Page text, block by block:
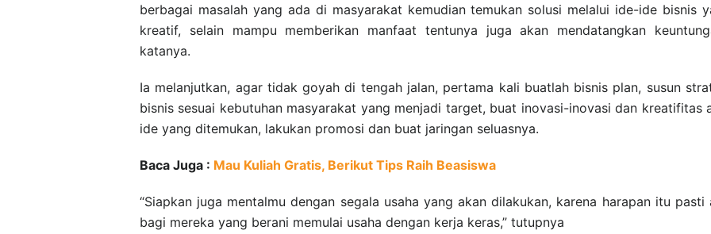
berbagai masalah yang ada di masyarakat kemudian temukan solusi melalui ide-ide bisnis
kreatif, selain mampu memberikan manfaat tentunya juga akan mendatangkan
katanya.
Ia melanjutkan, agar tidak goyah di tengah jalan, pertama kali buatlah bisnis plan, susun
bisnis sesuai kebutuhan masyarakat yang menjadi target, buat inovasi-inovasi dan kreatifitas
ide yang ditemukan, lakukan promosi dan buat jaringan seluasnya.
Baca Juga : Mau Kuliah Gratis, Berikut Tips Raih Beasiswa
“Siapkan juga mentalmu dengan segala usaha yang akan dilakukan, karena harapan itu pasti
bagi mereka yang berani memulai usaha dengan kerja keras,” tutupnya